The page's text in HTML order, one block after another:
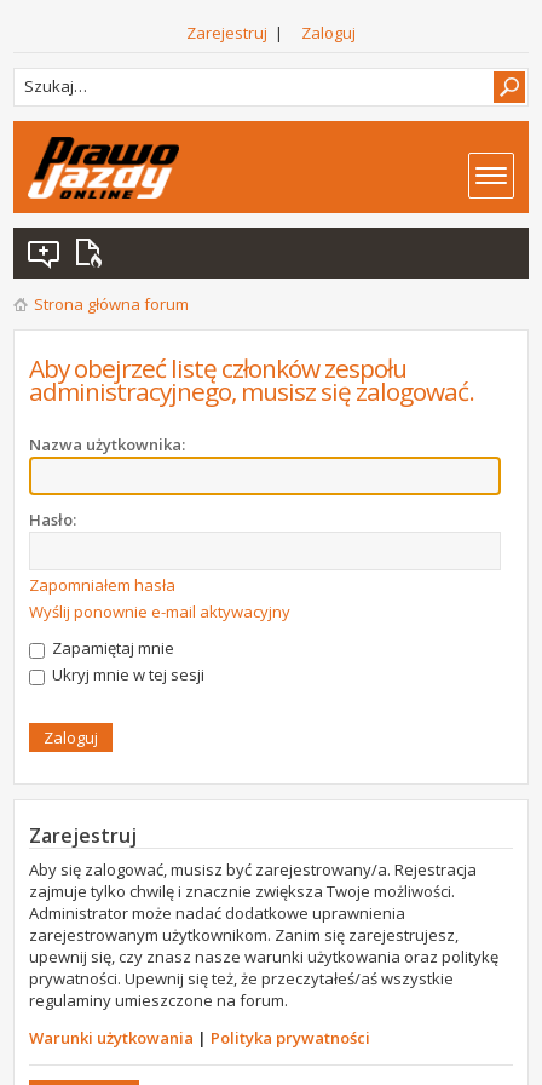
Zarejestruj | Zaloguj
Strona główna forum
Aby obejrzeć listę członków zespołu
administracyjnego, musisz się zalogować.
Nazwa użytkownika:
Hasło:
Zapomniałem hasła
Wyślij ponownie e-mail aktywacyjny
Zapamiętaj mnie
Ukryj mnie w tej sesji
Zarejestruj
Aby się zalogować, musisz być zarejestrowany/a. Rejestracja
zajmuje tylko chwilę i znacznie zwiększa Twoje możliwości.
Administrator może nadać dodatkowe uprawnienia
zarejestrowanym użytkownikom. Zanim się zarejestrujesz,
upewnij się, czy znasz nasze warunki użytkowania oraz politykę
prywatności. Upewnij się też, że przeczytałeś/aś wszystkie
regulaminy umieszczone na forum.
Warunki użytkowania | Polityka prywatności